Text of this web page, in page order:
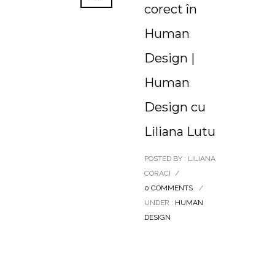
corect în
Human
Design |
Human
Design cu
Liliana Lutu
POSTED BY : LILIANA
CORACI /
0 COMMENTS
/
UNDER : HUMAN
DESIGN